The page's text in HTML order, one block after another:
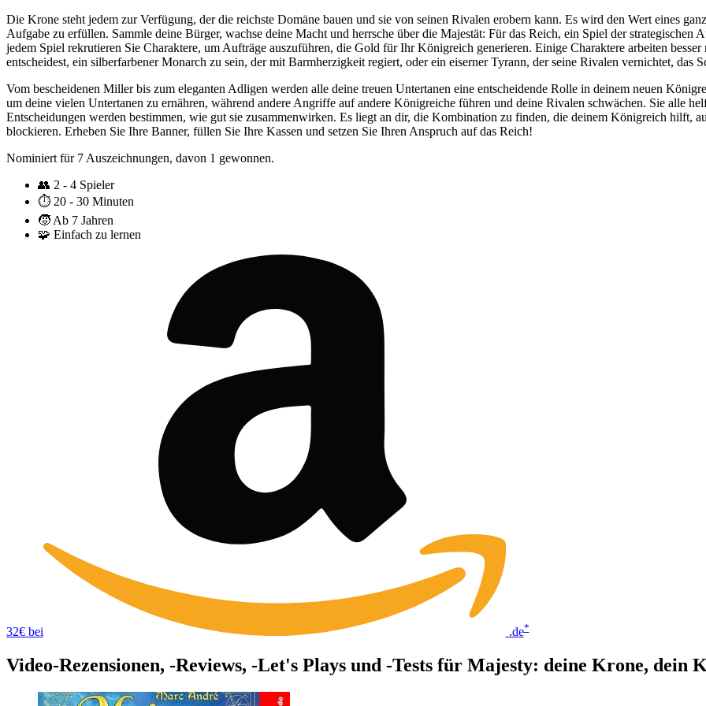
Die Krone steht jedem zur Verfügung, der die reichste Domäne bauen und sie von seinen Rivalen erobern kann. Es wird den Wert eines
Aufgabe zu erfüllen. Sammle deine Bürger, wachse deine Macht und herrsche über die Majestät: Für das Reich, ein Spiel der
jedem Spiel rekrutieren Sie Charaktere, um Aufträge auszuführen, die Gold für Ihr Königreich generieren. Einige Charaktere arbeiten
entscheidest, ein silberfarbener Monarch zu sein, der mit Barmherzigkeit regiert, oder ein eiserner Tyrann, der seine Rivalen vernichtet, das
Vom bescheidenen Miller bis zum eleganten Adligen werden alle deine treuen Untertanen eine entscheidende Rolle in deinem neuen
um deine vielen Untertanen zu ernähren, während andere Angriffe auf andere Königreiche führen und deine Rivalen schwächen. Sie alle
Entscheidungen werden bestimmen, wie gut sie zusammenwirken. Es liegt an dir, die Kombination zu finden, die deinem Königreich hilft,
blockieren. Erheben Sie Ihre Banner, füllen Sie Ihre Kassen und setzen Sie Ihren Anspruch auf das Reich!
Nominiert für 7 Auszeichnungen, davon 1 gewonnen.
👥 2 - 4 Spieler
⏱️ 20 - 30 Minuten
🧒 Ab 7 Jahren
🧩 Einfach zu lernen
32€ bei .de*
Video-Rezensionen, -Reviews, -Let's Plays und -Tests für Majesty: deine Krone, dein